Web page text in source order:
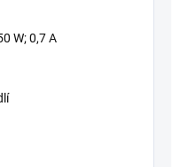
W; 0,7 A